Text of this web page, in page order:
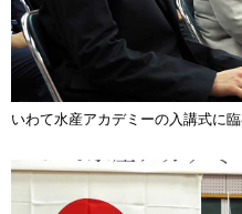
いわて水産アカデミーの入講式に